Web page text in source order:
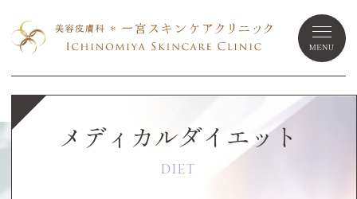
メディカルダイエット
DIET